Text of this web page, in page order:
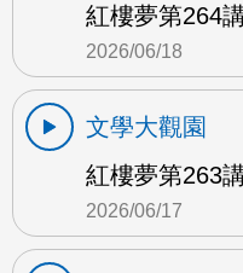
紅樓夢第264
2026/06/18
文學大觀園
紅樓夢第263
2026/06/17